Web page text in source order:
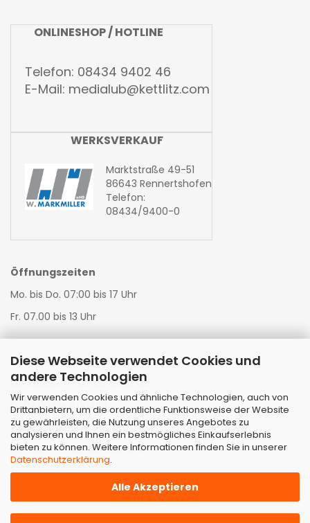
Diese Webseite verwendet Cookies und
andere Technologien
Wir verwenden Cookies und ähnliche Technologien, auch von
Drittanbietern, um die ordentliche Funktionsweise der Website
zu gewährleisten, die Nutzung unseres Angebotes zu
analysieren und Ihnen ein bestmögliches Einkaufserlebnis
bieten zu können. Weitere Informationen finden Sie in unserer
Datenschutzerklärung.
Alle Akzeptieren
ONLINESHOP / HOTLINE
Telefon: 08434 9402 46
E-Mail: medialub@kettlitz.com
WERKSVERKAUF
Marktstraße 49-51
86643 Rennertshofen
Telefon:
08434/9400-0
Öffnungszeiten
Mo. bis Do. 07:00 bis 17 Uhr
Fr. 07.00 bis 13 Uhr
Warenannahme LKW:
Mo. bis Do. 07:00 bis 16:00 Uhr
Fr. 07:00 bis 11:00 Uhr
Warenannahme StrTKW:
Mo. bis Fr. 07:00 bis 11:00 Uhr